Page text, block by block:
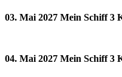
03. Mai 2027 Mein Schiff 3
04. Mai 2027 Mein Schiff 3